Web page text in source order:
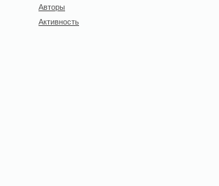
Авторы
Активность